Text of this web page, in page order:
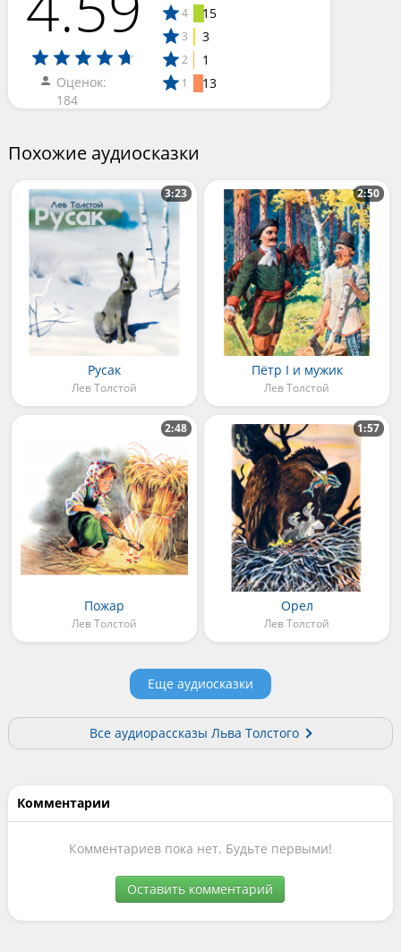
Оценок:
184
4 15
3 3
2 1
1 13
Похожие аудиосказки
Русак
Лев Толстой
3:23
Пётр I и мужик
Лев Толстой
2:50
Пожар
Лев Толстой
2:48
Орел
Лев Толстой
1:57
Еще аудиосказки
Все аудиорассказы Льва Толстого
Комментарии
Комментариев пока нет. Будьте первыми!
Оставить комментарий